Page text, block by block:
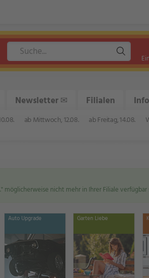
ab Mittwoch, 12.08. ab Freitag, 14.08.
Newsletter ✉ Filialen
nicht mehr in Ihrer Filiale verfügbar
Auto Upgrade Garten Liebe